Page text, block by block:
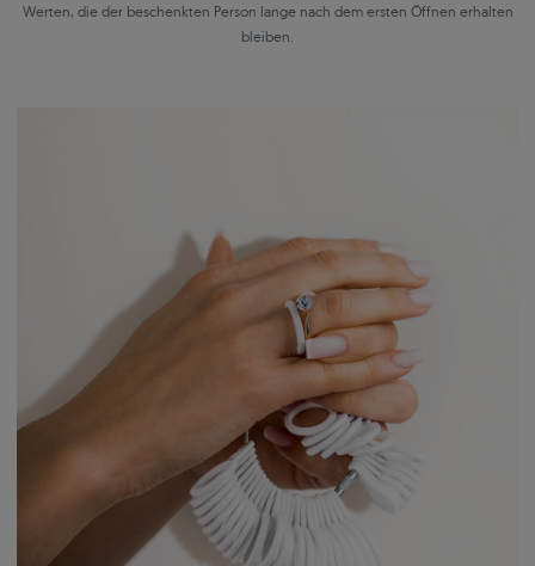
Werten, die der beschenkten Person lange nach dem ersten Öffnen erhalten
bleiben.